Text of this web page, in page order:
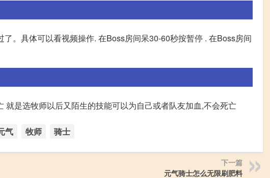
。具体可以看视频操作. 在Boss房间呆30-60秒按暂停 . 在Boss房间
是选牧师以后又陌生的技能可以为自己或者队友加血,不会死亡
气 牧师 骑士
下一篇
元气骑士怎么无限刷肥料